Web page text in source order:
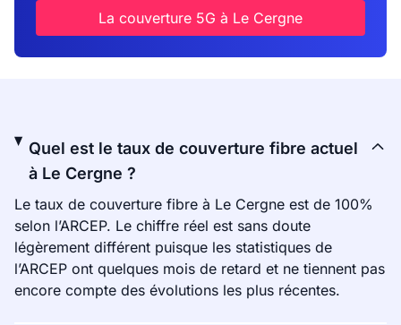
La couverture 5G à Le Cergne
Quel est le taux de couverture fibre actuel
à Le Cergne ?
Le taux de couverture fibre à Le Cergne est de 100%
selon l’ARCEP. Le chiffre réel est sans doute
légèrement différent puisque les statistiques de
l’ARCEP ont quelques mois de retard et ne tiennent pas
encore compte des évolutions les plus récentes.